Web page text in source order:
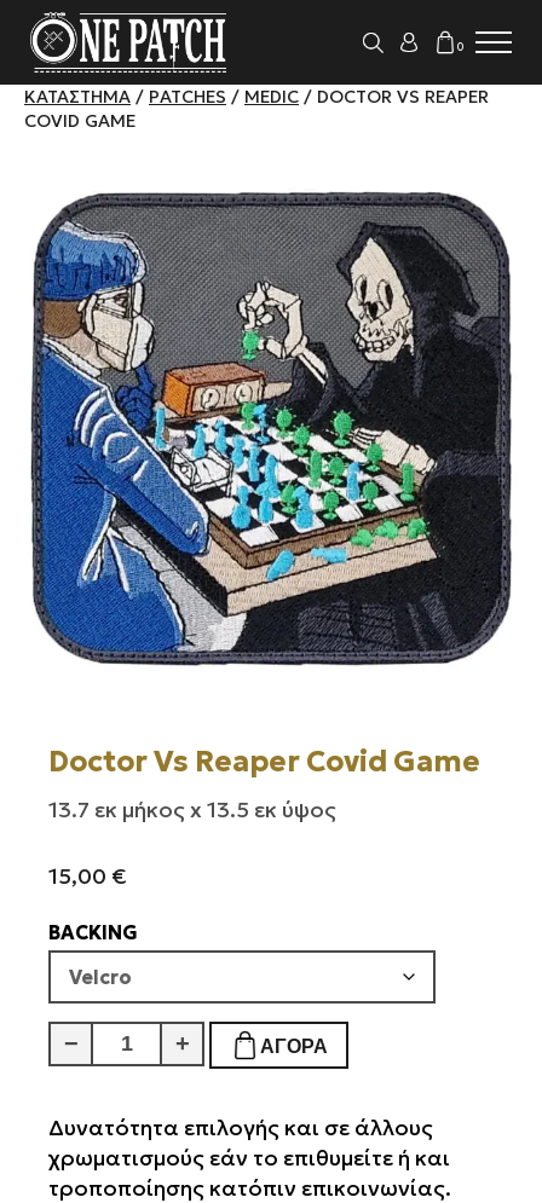
0
ΚΑΤΆΣΤΗΜΑ / PATCHES / MEDIC / DOCTOR VS REAPER
COVID GAME
Doctor Vs Reaper Covid Game
13.7 εκ μήκος x 13.5 εκ ύψος
15,00 €
BACKING
−
Doctor
Vs
Covid
Game
ποσότητα
+ ΑΓΟΡΆ
Δυνατότητα επιλογής και σε άλλους
χρωματισμούς εάν το επιθυμείτε ή και
τροποποίησης κατόπιν επικοινωνίας.